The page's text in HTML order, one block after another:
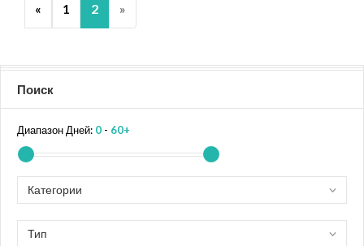
« 1 2 »
Поиск
Диапазон Дней: 0 - 60+
Категории
Тип